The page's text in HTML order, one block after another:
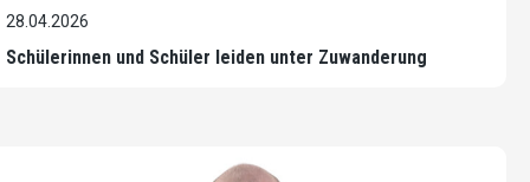
28.04.2026
Schülerinnen und Schüler leiden unter Zuwanderung